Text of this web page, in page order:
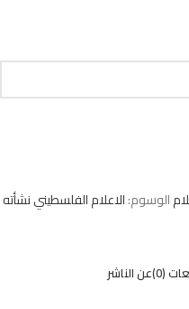
الوسوم:الاعلام الفلسطيني نشأته
(0) عن الناشر